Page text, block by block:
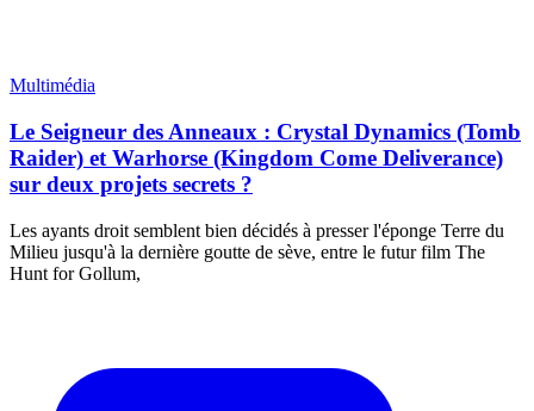
Multimédia
Le Seigneur des Anneaux : Crystal Dynamics (Tomb
Raider) et Warhorse (Kingdom Come Deliverance)
sur deux projets secrets ?
Les ayants droit semblent bien décidés à presser l'éponge Terre du
Milieu jusqu'à la dernière goutte de sève, entre le futur film The
Hunt for Gollum,